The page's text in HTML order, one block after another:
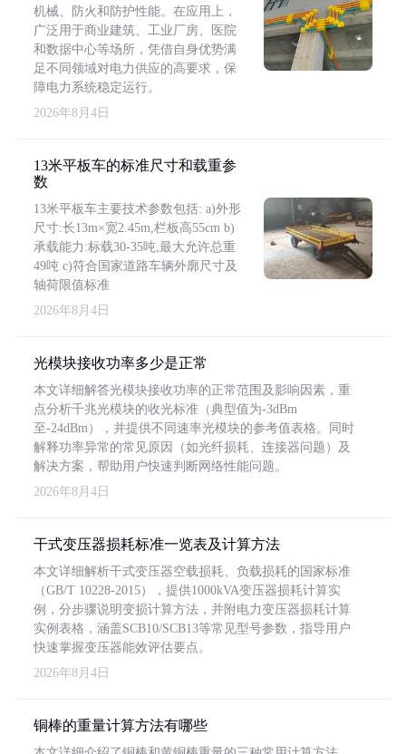
机械、防火和防护性能。在应用上，
广泛用于商业建筑、工业厂房、医院
和数据中心等场所，凭借自身优势满
足不同领域对电力供应的高要求，保
障电力系统稳定运行。
2026年8月4日
13米平板车的标准尺寸和载重参
数
13米平板车主要技术参数包括: a)外形
尺寸:长13m×宽2.45m,栏板高55cm b)
承载能力:标载30-35吨,最大允许总重
49吨 c)符合国家道路车辆外廓尺寸及
轴荷限值标准
2026年8月4日
光模块接收功率多少是正常
本文详细解答光模块接收功率的正常范围及影响因素，重
点分析千兆光模块的收光标准（典型值为-3dBm
至-24dBm），并提供不同速率光模块的参考值表格。同时
解释功率异常的常见原因（如光纤损耗、连接器问题）及
解决方案，帮助用户快速判断网络性能问题。
2026年8月4日
干式变压器损耗标准一览表及计算方法
本文详细解析干式变压器空载损耗、负载损耗的国家标准
（GB/T 10228-2015），提供1000kVA变压器损耗计算实
例，分步骤说明变损计算方法，并附电力变压器损耗计算
实例表格，涵盖SCB10/SCB13等常见型号参数，指导用户
快速掌握变压器能效评估要点。
2026年8月4日
铜棒的重量计算方法有哪些